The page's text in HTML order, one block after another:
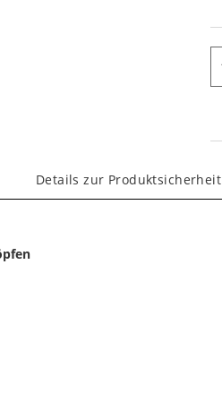
Details zur Produktsicherheit